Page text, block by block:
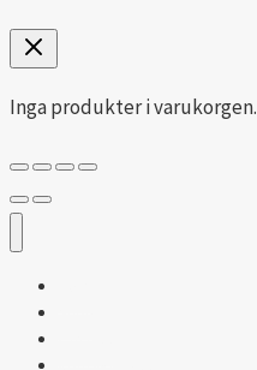
Inga produkter i varukorgen.